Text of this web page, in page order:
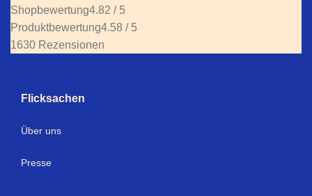
Shopbewertung4.82 / 5
Produktbewertung4.58 / 5
1630 Rezensionen
Flicksachen
Über uns
Presse